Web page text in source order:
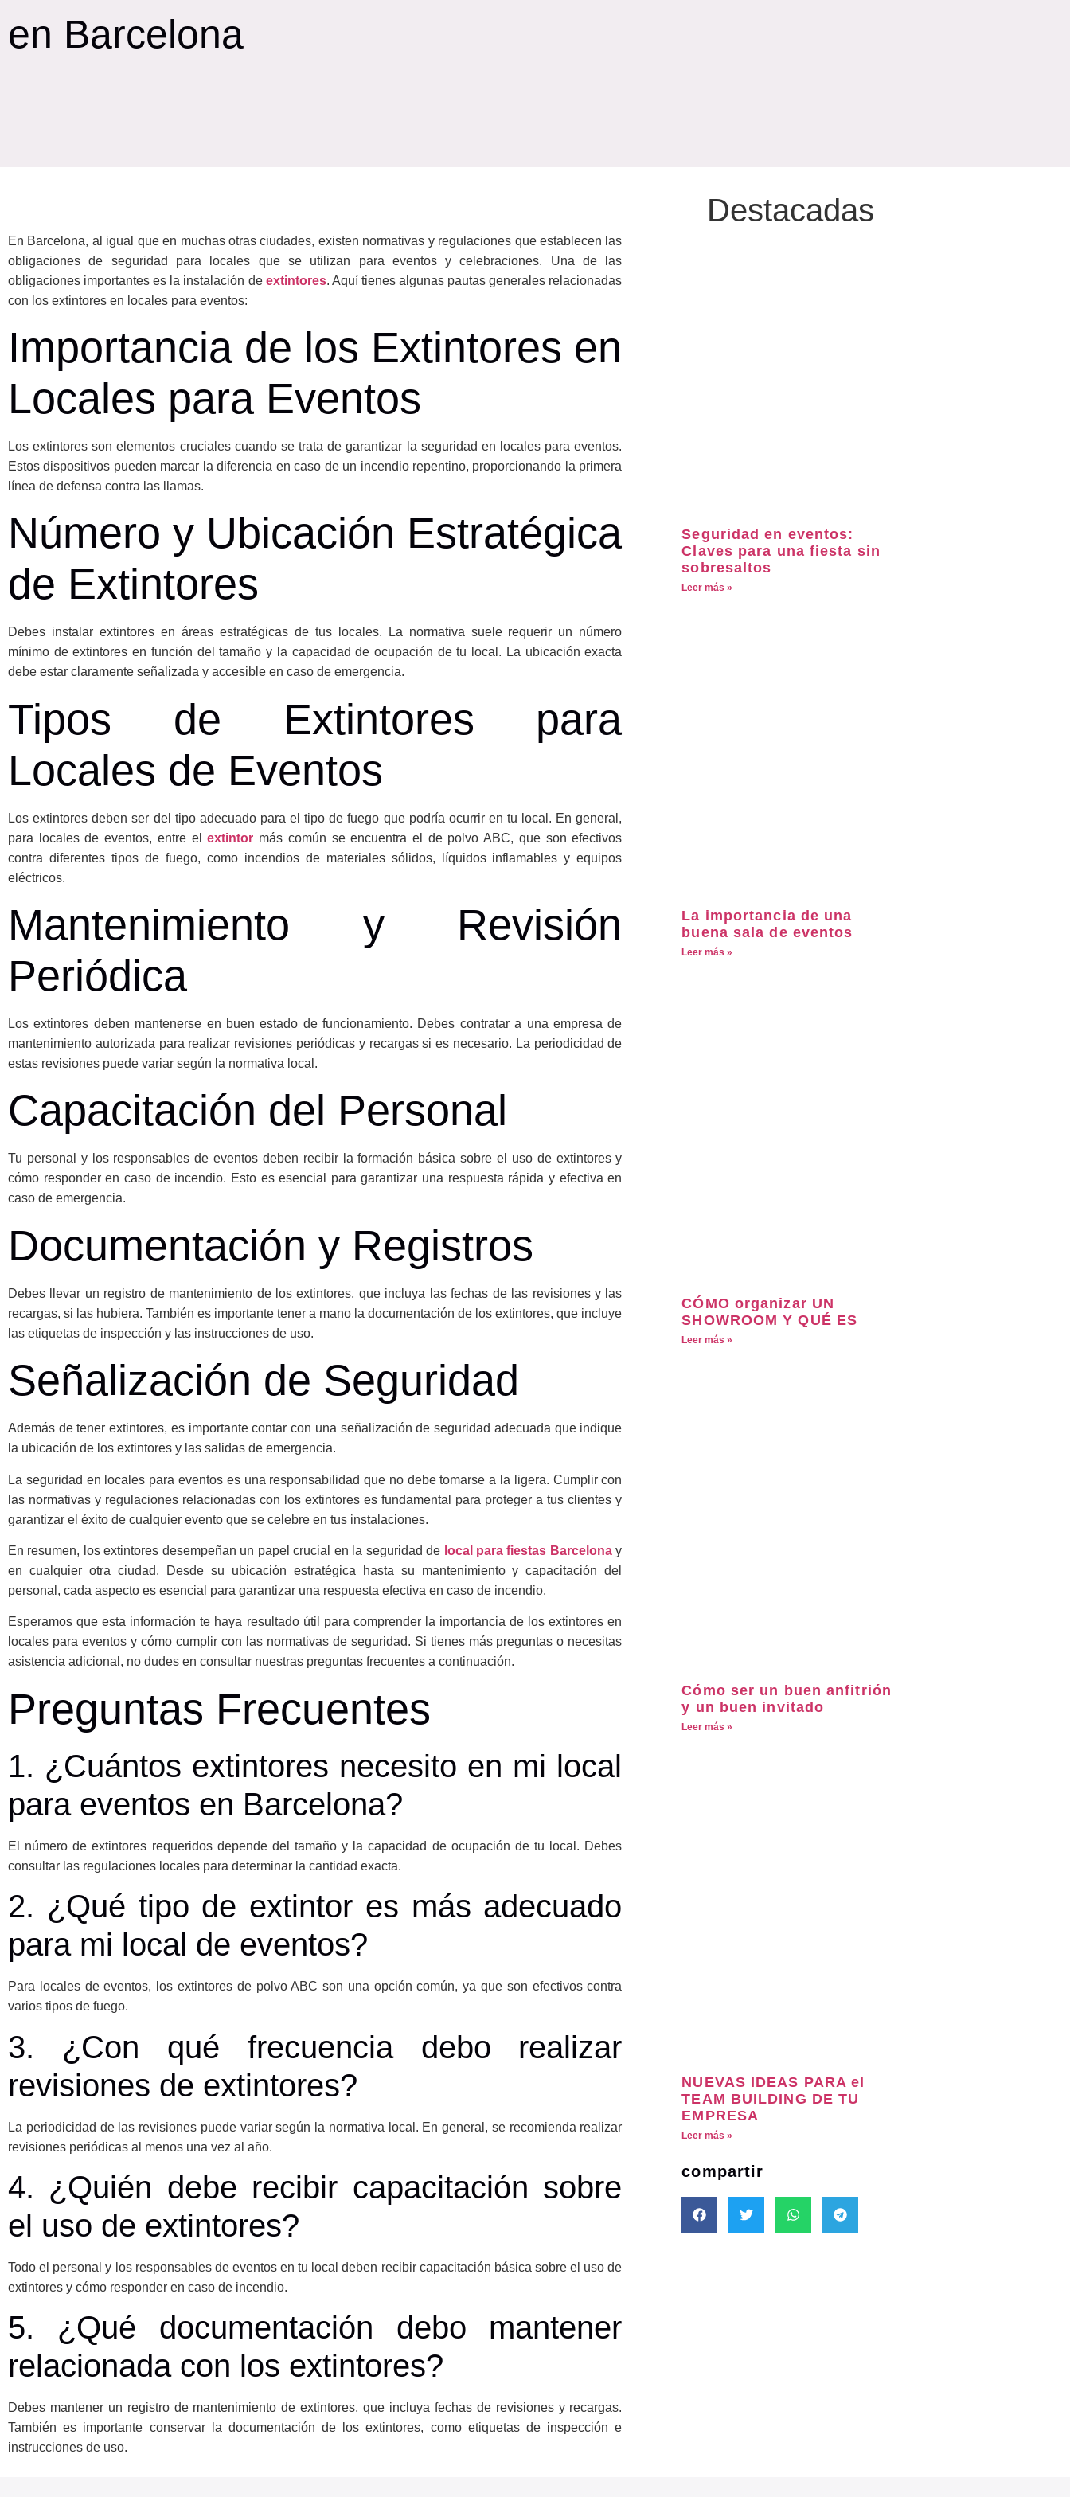
en Barcelona
En Barcelona, al igual que en muchas otras ciudades, existen normativas y regulaciones que establecen las
obligaciones de seguridad para locales que se utilizan para eventos y celebraciones. Una de las
obligaciones importantes es la instalación de extintores. Aquí tienes algunas pautas generales relacionadas
con los extintores en locales para eventos:
Importancia de los Extintores en
Locales para Eventos
Los extintores son elementos cruciales cuando se trata de garantizar la seguridad en locales para eventos.
Estos dispositivos pueden marcar la diferencia en caso de un incendio repentino, proporcionando la primera
línea de defensa contra las llamas.
Número y Ubicación Estratégica
de Extintores
Debes instalar extintores en áreas estratégicas de tus locales. La normativa suele requerir un número
mínimo de extintores en función del tamaño y la capacidad de ocupación de tu local. La ubicación exacta
debe estar claramente señalizada y accesible en caso de emergencia.
Tipos de Extintores para
Locales de Eventos
Los extintores deben ser del tipo adecuado para el tipo de fuego que podría ocurrir en tu local. En general,
para locales de eventos, entre elextintor más común se encuentra el de polvo ABC, que son efectivos
contra diferentes tipos de fuego, como incendios de materiales sólidos, líquidos inflamables y equipos
eléctricos.
Mantenimiento y Revisión
Periódica
Los extintores deben mantenerse en buen estado de funcionamiento. Debes contratar a una empresa de
mantenimiento autorizada para realizar revisiones periódicas y recargas si es necesario. La periodicidad de
estas revisiones puede variar según la normativa local.
Capacitación del Personal
Tu personal y los responsables de eventos deben recibir la formación básica sobre el uso de extintores y
cómo responder en caso de incendio. Esto es esencial para garantizar una respuesta rápida y efectiva en
caso de emergencia.
Documentación y Registros
Debes llevar un registro de mantenimiento de los extintores, que incluya las fechas de las revisiones y las
recargas, si las hubiera. También es importante tener a mano la documentación de los extintores, que incluye
las etiquetas de inspección y las instrucciones de uso.
Señalización de Seguridad
Además de tener extintores, es importante contar con una señalización de seguridad adecuada que indique
la ubicación de los extintores y las salidas de emergencia.
La seguridad en locales para eventos es una responsabilidad que no debe tomarse a la ligera. Cumplir con
las normativas y regulaciones relacionadas con los extintores es fundamental para proteger a tus clientes y
garantizar el éxito de cualquier evento que se celebre en tus instalaciones.
En resumen, los extintores desempeñan un papel crucial en la seguridad de local para fiestas Barcelonay
en cualquier otra ciudad. Desde su ubicación estratégica hasta su mantenimiento y capacitación del
personal, cada aspecto es esencial para garantizar una respuesta efectiva en caso de incendio.
Esperamos que esta información te haya resultado útil para comprender la importancia de los extintores en
locales para eventos y cómo cumplir con las normativas de seguridad. Si tienes más preguntas o necesitas
asistencia adicional, no dudes en consultar nuestras preguntas frecuentes a continuación.
Preguntas Frecuentes
1. ¿Cuántos extintores necesito en mi local
para eventos en Barcelona?
El número de extintores requeridos depende del tamaño y la capacidad de ocupación de tu local. Debes
consultar las regulaciones locales para determinar la cantidad exacta.
2. ¿Qué tipo de extintor es más adecuado
para mi local de eventos?
Para locales de eventos, los extintores de polvo ABC son una opción común, ya que son efectivos contra
varios tipos de fuego.
3. ¿Con qué frecuencia debo realizar
revisiones de extintores?
La periodicidad de las revisiones puede variar según la normativa local. En general, se recomienda realizar
revisiones periódicas al menos una vez al año.
4. ¿Quién debe recibir capacitación sobre
el uso de extintores?
Todo el personal y los responsables de eventos en tu local deben recibir capacitación básica sobre el uso de
extintores y cómo responder en caso de incendio.
5. ¿Qué documentación debo mantener
relacionada con los extintores?
Debes mantener un registro de mantenimiento de extintores, que incluya fechas de revisiones y recargas.
También es importante conservar la documentación de los extintores, como etiquetas de inspección e
instrucciones de uso.
Destacadas
Seguridad en eventos:
Claves para una fiesta sin
sobresaltos
Leer más »
La importancia de una
buena sala de eventos
Leer más »
CÓMO organizar UN
SHOWROOM Y QUÉ ES
Leer más »
Cómo ser un buen anfitrión
y un buen invitado
Leer más »
NUEVAS IDEAS PARA el
TEAM BUILDING DE TU
EMPRESA
Leer más »
compartir